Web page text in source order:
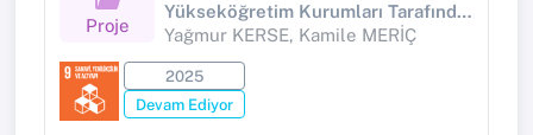
Proje
Yükseköğretim Kurumları Tarafından Destekli Bilimsel Araştırma Projesi
Yağmur KERSE, Kamile MERİÇ
2025
Devam Ediyor